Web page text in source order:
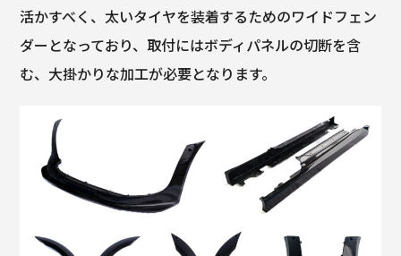
活かすべく、太いタイヤを装着するためのワイドフェン
ダーとなっており、取付にはボディパネルの切断を含
む、大掛かりな加工が必要となります。